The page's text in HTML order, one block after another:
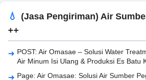
(Jasa Pengiriman) Air
++
POST: Air Omasae – Solusi Water
Air Minum Isi Ulang & Produksi Es Batu
Page: Air Omasae: Solusi Air Sumber